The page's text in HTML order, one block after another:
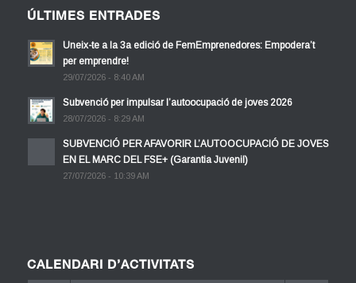
ÚLTIMES ENTRADES
Uneix-te a la 3a edició de FemEmprenedores: Empodera’t
per emprendre!
29/07/2026 - 8:40 AM
Subvenció per impulsar l’autoocupació de joves 2026
28/07/2026 - 8:29 AM
SUBVENCIÓ PER AFAVORIR L’AUTOOCUPACIÓ DE JOVES
EN EL MARC DEL FSE+ (Garantia Juvenil)
27/07/2026 - 10:39 AM
CALENDARI D’ACTIVITATS